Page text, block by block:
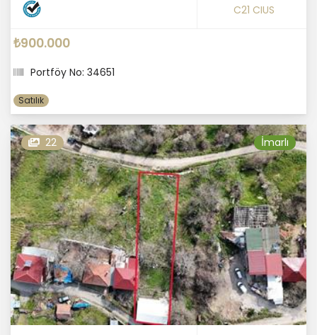
C21 CIUS
₺900.000
Portföy No: 34651
Satılık
22 İmarlı